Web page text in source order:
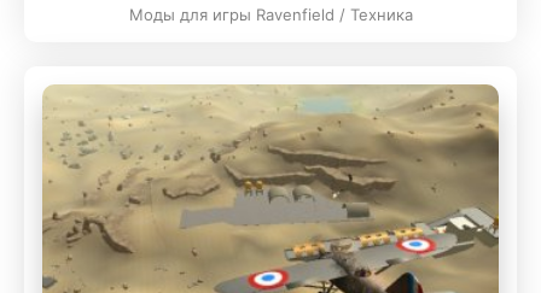
Моды для игры Ravenfield / Техника